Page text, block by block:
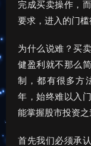
完成买卖操作，
要求，进入的门槛
为什么说难？买
健盈利就不那么
制，都有很多方
年，始终难以入
能掌握股市投资
首先我们必须承